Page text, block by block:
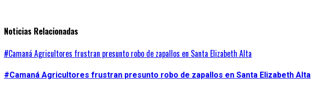
Noticias Relacionadas
#Camaná Agricultores frustran presunto robo de zapallos en Santa Elizabeth Alta
#Camaná Agricultores frustran presunto robo de zapallos en Santa Elizabeth Alta